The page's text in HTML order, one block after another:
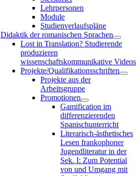
Lehrpersonen
Module
Studienverlaufspläne
Didaktik der romanischen Sprachen
Lost in Translation? Studierende
produzieren
wissenschaftskommunikative Videos
Projekte/Qualifikationsschriften
Projekte aus der
Arbeitsgruppe
Promotionen
Gamification im
differenzierenden
Spanischunterricht
Literarisch-ästhetisches
Lesen frankophoner
Jugendliteratur in der
Sek. I: Zum Potential
von und Umgang mit